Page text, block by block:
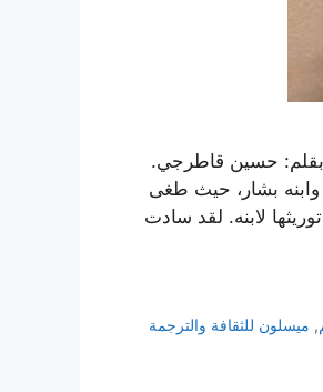
بقلم: حسين قاطرجي.
وابنه بشار، حيث طغى
لابنه. لقد سادت
, ميسلون للثقافة والترجمة